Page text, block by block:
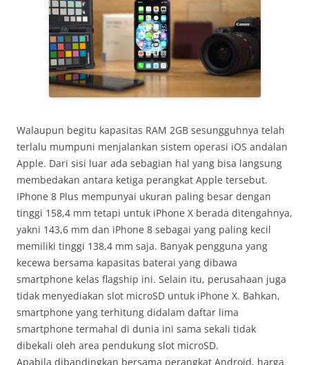
Walaupun begitu kapasitas RAM 2GB sesungguhnya telah
terlalu mumpuni menjalankan sistem operasi iOS andalan
Apple. Dari sisi luar ada sebagian hal yang bisa langsung
membedakan antara ketiga perangkat Apple tersebut.
IPhone 8 Plus mempunyai ukuran paling besar dengan
tinggi 158,4 mm tetapi untuk iPhone X berada ditengahnya,
yakni 143,6 mm dan iPhone 8 sebagai yang paling kecil
memiliki tinggi 138,4 mm saja. Banyak pengguna yang
kecewa bersama kapasitas baterai yang dibawa
smartphone kelas flagship ini. Selain itu, perusahaan juga
tidak menyediakan slot microSD untuk iPhone X. Bahkan,
smartphone yang terhitung didalam daftar lima
smartphone termahal di dunia ini sama sekali tidak
dibekali oleh area pendukung slot microSD.
Apabila dibandingkan bersama perangkat Android, harga